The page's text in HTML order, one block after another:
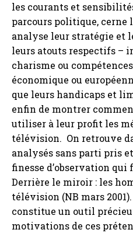
les courants et
parcours politique, cerne
analyse leur stratégie et
leurs atouts respectifs –
charisme ou
économique ou
que leurs handicaps et
enfin de montrer
utiliser à leur profit les
télévision. On retrouve
analysés sans parti pris
finesse d’observation
Derrière le miroir : les
télévision (NB mars
constitue un outil
motivations de ces